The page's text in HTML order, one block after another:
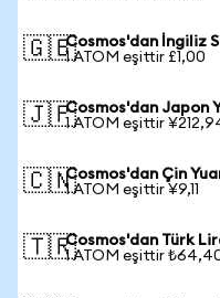
🇬🇧Cosmos'dan İngiliz
1 ATOM eşittir £1,00
🇯🇵Cosmos'dan Japon
1 ATOM eşittir
🇨🇳Cosmos'dan Çin
1 ATOM eşittir ¥9,11
🇹🇷Cosmos'dan Türk
1 ATOM eşittir